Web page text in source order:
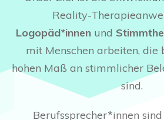
Stimmbeispiele auf.
möchten wir ein
mithilfe maschinellen
trainieren, die
Audioaufnahme
Unser Ziel ist es, das
in unsere VR-
mit einer Vielzahl
Stimmbeispiele auf.
möchten wir ein
mithilfe maschinellen
trainieren, die
Audioaufnahme
Reality-
Logopäd*innen und
mit Menschen arbeiten, die
hohen Maß an stimmlicher
sind.
Berufssprecher*innen